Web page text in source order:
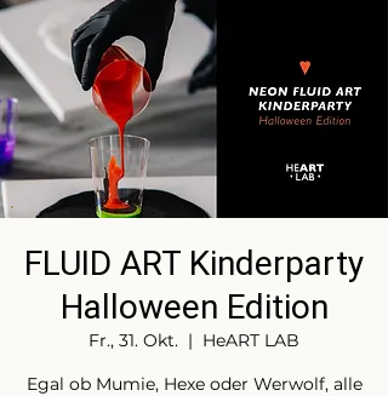
FLUID ART Kinderparty
Halloween Edition
Fr., 31. Okt.
  |
HeART LAB
Egal ob Mumie, Hexe oder Werwolf, alle